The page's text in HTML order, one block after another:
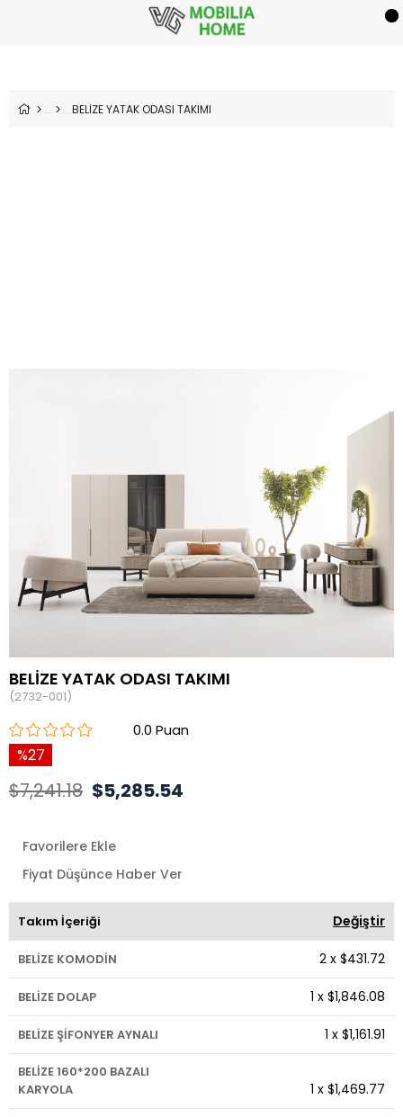
BELİZE YATAK ODASI TAKIMI
BELİZE YATAK ODASI TAKIMI
(2732-001)
0.0
27
$7,241.18 $5,285.54
Favorilere Ekle
Fiyat Düşünce Haber Ver
Takım İçeriği Değiştir
BELİZE KOMODİN 2 x $431.72
BELİZE DOLAP 1 x $1,846.08
BELİZE ŞİFONYER AYNALI 1 x $1,161.91
BELİZE 160*200 BAZALI
KARYOLA
1 x $1,469.77